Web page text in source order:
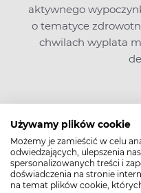
Używamy plików cookie
Możemy je zamieścić w celu
odwiedzających, ulepszenia
spersonalizowanych treści i
doświadczenia na stronie
na temat plików cookie,
aktywnego
o tematyce
chwilach wyplata
Zobacz także